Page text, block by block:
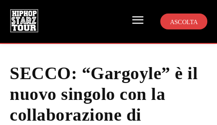
ASCOLTA
SECCO: “Gargoyle” è il
nuovo singolo con la
collaborazione di